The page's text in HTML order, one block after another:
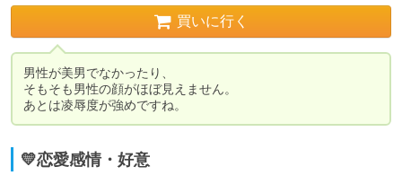
買いに行く
男性が美男でなかったり、
そもそも男性の顔がほぼ見えません。
あとは凌辱度が強めですね。
💛恋愛感情・好意